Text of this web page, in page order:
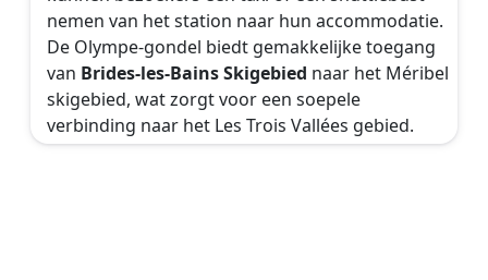
nemen van het station naar hun accommodatie.
De Olympe-gondel biedt gemakkelijke toegang
van Brides-les-Bains Skigebied naar het Méribel
skigebied, wat zorgt voor een soepele
verbinding naar het Les Trois Vallées gebied.